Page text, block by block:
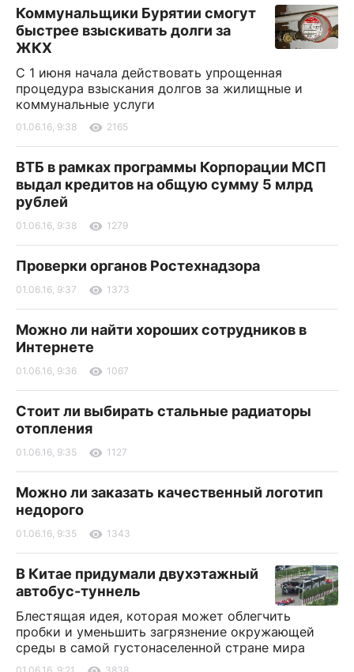
Коммунальщики Бурятии смогут
быстрее взыскивать долги за
ЖКХ
С 1 июня начала действовать упрощенная
процедура взыскания долгов за жилищные и
коммунальные услуги
01.06.16, 9:38 2165
ВТБ в рамках программы Корпорации МСП
выдал кредитов на общую сумму 5 млрд
рублей
01.06.16, 9:38 1279
Проверки органов Ростехнадзора
01.06.16, 9:37 1373
Можно ли найти хороших сотрудников в
Интернете
01.06.16, 9:36 1067
Стоит ли выбирать стальные радиаторы
отопления
01.06.16, 9:35 1127
Можно ли заказать качественный логотип
недорого
01.06.16, 9:35 1343
В Китае придумали двухэтажный
автобус-туннель
Блестящая идея, которая может облегчить
пробки и уменьшить загрязнение окружающей
среды в самой густонаселенной стране мира